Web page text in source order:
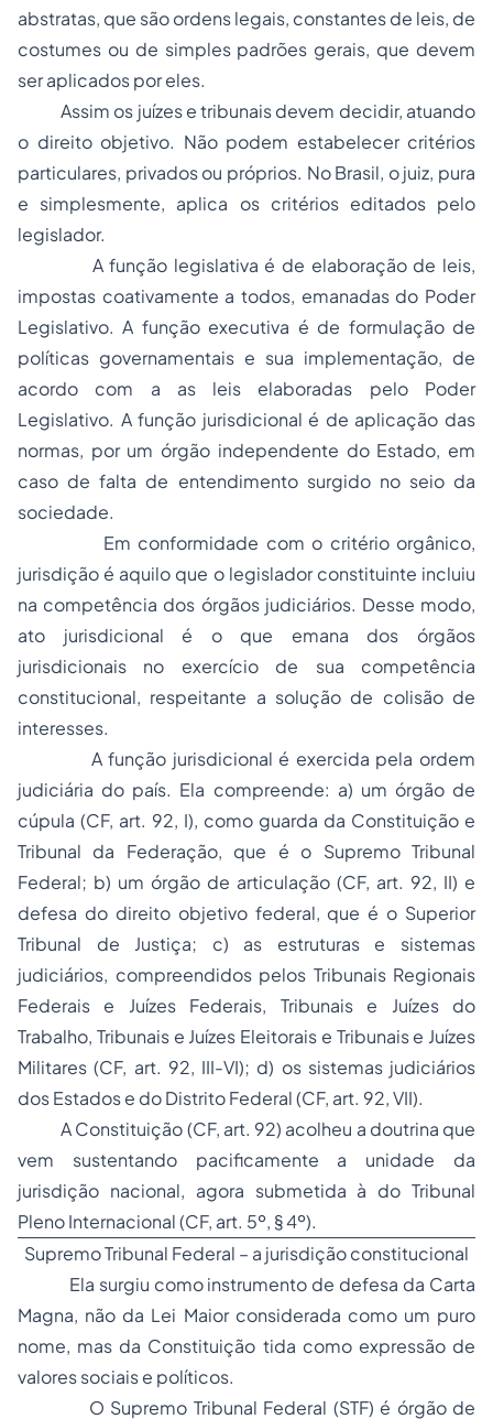
abstratas, que sãoordens legais, constantes de leis, de
costumes ou de simples padrões gerais, que devem
ser aplicados por eles.
Assim os juízes e tribunais devem decidir, atuando
o direito objetivo. Não podem estabelecer critérios
particulares, privados ou próprios. No Brasil, o juiz, pura
e simplesmente, aplica os critérios editados pelo
legislador.
A função legislativa é de elaboração de leis,
impostas coativamente a todos, emanadas do Poder
Legislativo. A função executiva é de formulação de
políticas governamentais e sua implementação, de
acordo com a as leis elaboradas pelo Poder
Legislativo. A função jurisdicional é de aplicação das
normas, por um órgão independente do Estado, em
caso de falta de entendimento surgido no seio da
sociedade.
Em conformidade com o critério orgânico,
jurisdição é aquilo que o legislador constituinte incluiu
na competência dos órgãos judiciários. Desse modo,
ato jurisdicional é o que emana dos órgãos
jurisdicionais no exercício de sua competência
constitucional, respeitante a solução de colisão de
interesses.
A função jurisdicional é exercida pela ordem
judiciária do país. Ela compreende: a) um órgão de
cúpula (CF, art. 92, I), como guarda da Constituição e
Tribunal da Federação, que é o Supremo Tribunal
Federal; b) um órgão de articulação (CF, art. 92, II) e
defesa do direito objetivo federal, que é o Superior
Tribunal de Justiça; c) as estruturas e sistemas
judiciários, compreendidos pelos Tribunais Regionais
Federais e Juízes Federais, Tribunais e Juízes do
Trabalho, Tribunais e Juízes Eleitorais e Tribunais e Juízes
Militares (CF, art. 92, III-VI); d) os sistemas judiciários
dos Estados e do Distrito Federal (CF, art. 92, VII).
A Constituição (CF, art. 92) acolheu a doutrina que
vem sustentando pacificamente a unidade da
jurisdição nacional, agora submetida à do Tribunal
Pleno Internacional (CF, art. 5º, § 4º).
Supremo Tribunal Federal – a jurisdição constitucional
Ela surgiu como instrumento de defesa da Carta
Magna, não da Lei Maior considerada como um puro
nome, mas da Constituição tida como expressão de
valores sociais e políticos.
O Supremo Tribunal Federal (STF) é órgão de